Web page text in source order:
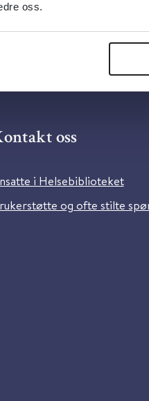
oss.
oss
i Helsebiblioteket
og ofte stilte